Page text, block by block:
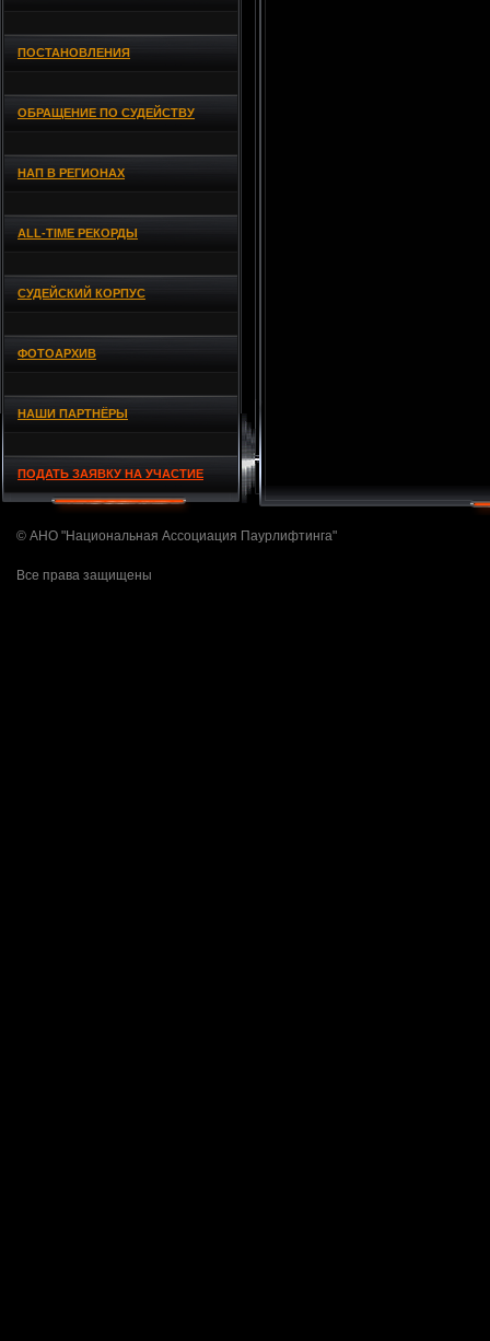
ПОСТАНОВЛЕНИЯ
ОБРАЩЕНИЕ ПО СУДЕЙСТВУ
НАП В РЕГИОНАХ
ALL-TIME РЕКОРДЫ
СУДЕЙСКИЙ КОРПУС
ФОТОАРХИВ
НАШИ ПАРТНЁРЫ
ПОДАТЬ ЗАЯВКУ НА УЧАСТИЕ
© АНО "Национальная Ассоциация Паурлифтинга"
Все права защищены